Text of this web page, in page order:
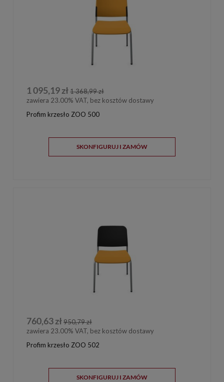
1 095,19 zł1 368,99 zł
zawiera 23.00% VAT, bez kosztów dostawy
Profim krzesło ZOO 500
SKONFIGURUJ I ZAMÓW
760,63 zł950,79 zł
zawiera 23.00% VAT, bez kosztów dostawy
Profim krzesło ZOO 502
SKONFIGURUJ I ZAMÓW